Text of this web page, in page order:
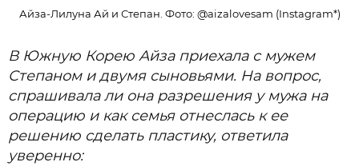
Айза-Лилуна Ай и Степан. Фото: @aizalovesam (Instagram*)
В Южную Корею Айза приехала с мужем
Степаном и двумя сыновьями. На вопрос,
спрашивала ли она разрешения у мужа на
операцию и как семья отнеслась к ее
решению сделать пластику, ответила
уверенно: